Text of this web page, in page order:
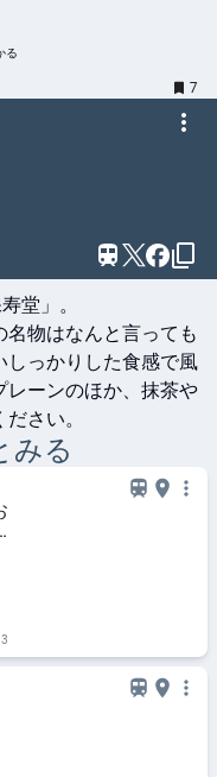
る
7
堂」。
物はなんと言っても
しっかりした食感で風
レーンのほか、抹茶や
さい。
みる
3